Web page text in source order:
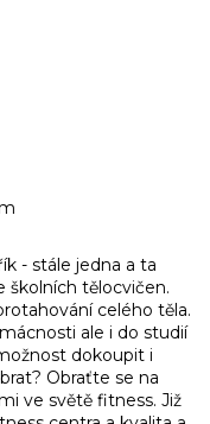
- stále jedna a ta
školních tělocvičen.
celého těla.
ale i do studií
dokoupit i
Obraťte se na
ve světě fitness. Již